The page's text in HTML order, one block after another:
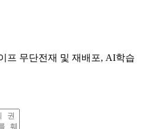
프 무단전재 및 재배포, AI학습